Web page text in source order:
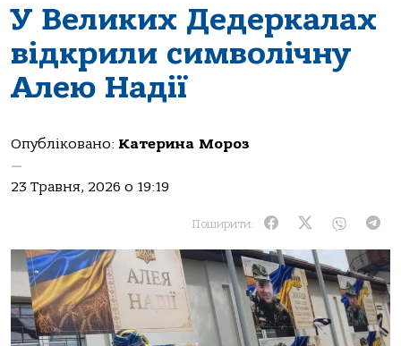
У Великих Дедеркалах
відкрили символічну
Алею Надії
Опубліковано: Катерина Мороз
—
23 Травня, 2026 о 19:19
Поширити: